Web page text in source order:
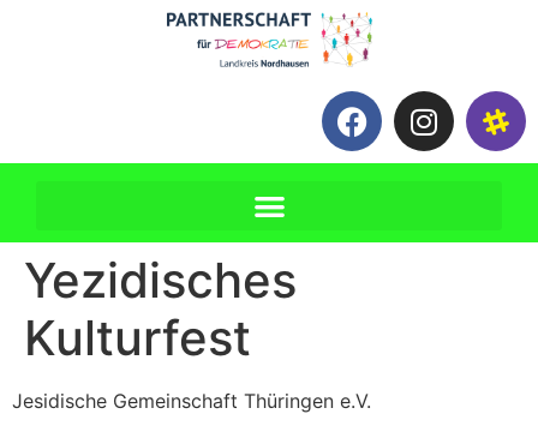
Yezidisches
Kulturfest
Jesidische Gemeinschaft Thüringen e.V.